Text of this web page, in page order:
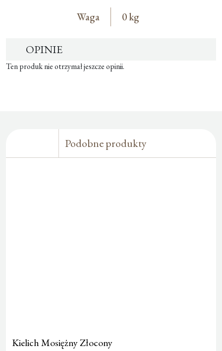
Waga 0 kg
OPINIE
Ten produk nie otrzymał jeszcze opinii.
Podobne produkty
Kielich Mosiężny Złocony